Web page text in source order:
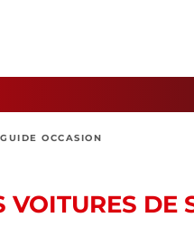
GUIDE OCCASION
VOITURES DE